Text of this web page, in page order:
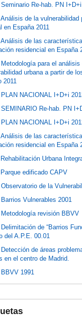
Re-hab. PN I+D+i
Análisis de la vulnerabilidad
en España 2011
Análisis de las
residencial en España
Metodología para el análisis
urbana a partir de
2011
PLAN NACIONAL I+D+i
SEMINARIO Re-hab. PN
PLAN NACIONAL I+D+i
Análisis de las
residencial en España
Urbana
edificado CAPV
de la
Vulnerables 2001
Metodología revisión BBVV
de “Barrios
del A.P.E. 00.01
Detección de áreas
en el centro de Madrid.
1991